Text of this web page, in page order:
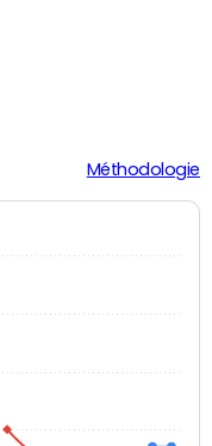
Méthodologie